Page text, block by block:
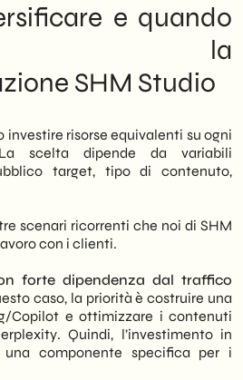
e quando
la
SHM Studio
investire risorse equivalenti su ogni
scelta dipende da variabili
target, tipo di contenuto,
scenari ricorrenti che noi di SHM
con i clienti.
forte dipendenza dal traffico
caso, la priorità è costruire una
Copilot e ottimizzare i contenuti
Quindi, l’investimento in
una componente specifica per i